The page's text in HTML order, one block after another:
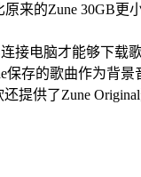
来的Zune 30GB更
接电脑才能够下载
存的歌曲作为背景
提供了Zune